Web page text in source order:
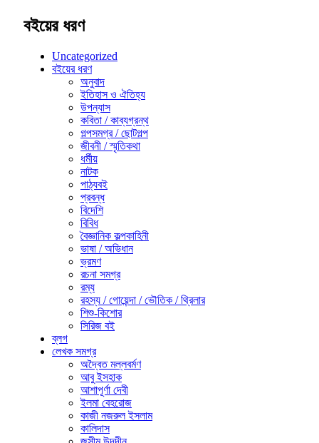
বইয়ের ধরণ
Uncategorized
বইয়ের ধরণ
অনুবাদ
ইতিহাস ও ঐতিহ্য
উপন্যাস
কবিতা / কাব্যগ্রন্থ
গল্পসমগ্র / ছোটগল্প
জীবনী / স্মৃতিকথা
ধর্মীয়
নাটক
পাঠ্যবই
প্রবন্ধ
বিদেশি
বিবিধ
বৈজ্ঞানিক কল্পকাহিনী
ভাষা / অভিধান
ভ্রমণ
রচনা সমগ্র
রম্য
রহস্য / গোয়েন্দা / ভৌতিক / থ্রিলার
শিশু-কিশোর
সিরিজ বই
ব্লগ
লেখক সমগ্র
অদ্বৈত মল্লবর্মণ
আবু ইসহাক
আশাপূর্ণা দেবী
ইলমা বেহরোজ
কাজী নজরুল ইসলাম
কালিদাস